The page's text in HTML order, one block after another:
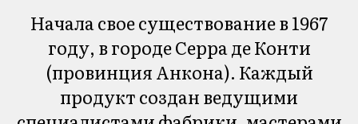
Начала свое существование в 1967
году, в городе Серра де Конти
(провинция Анкона). Каждый
продукт создан ведущими